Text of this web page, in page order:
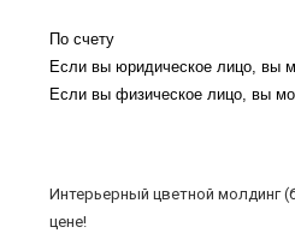
По счету
Если вы юридическое лицо, вы
Если вы физическое лицо, вы
Интерьерный цветной молдинг
цене!